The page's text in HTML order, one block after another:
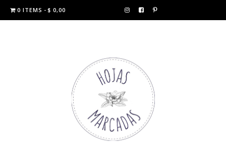
0 ITEMS $ 0,00